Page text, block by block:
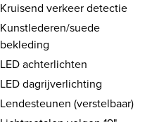
Kruisend verkeer detectie
Kunstlederen/suede
bekleding
LED achterlichten
LED dagrijverlichting
Lendesteunen (verstelbaar)